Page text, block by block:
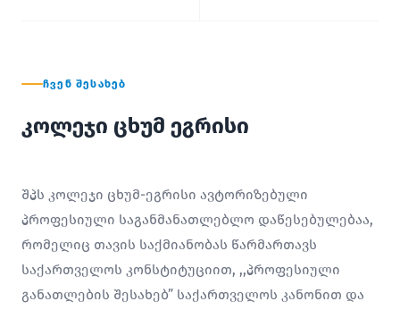
ᲩᲕᲔᲜ ᲨᲔᲡᲐᲮᲔᲑ
კოლეჯი ცხუმ ეგრისი
შპს კოლეჯი ცხუმ-ეგრისი ავტორიზებული
პროფესიული საგანმანათლებლო დაწესებულებაა,
რომელიც თავის საქმიანობას წარმართავს
საქართველოს კონსტიტუციით, ,,პროფესიული
განათლების შესახებ” საქართველოს კანონით და